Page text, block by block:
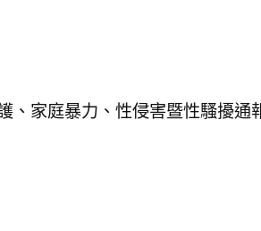
、家庭暴力、性侵害暨性騷擾通